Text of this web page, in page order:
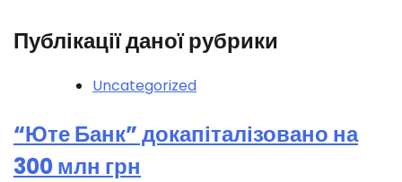
Публікації даної рубрики
Uncategorized
“Юте Банк” докапіталізовано на
300 млн грн